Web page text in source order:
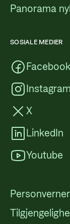
Panorama
SOSIALE MEDIER
Facebook
Instagram
X
LinkedIn
Youtube